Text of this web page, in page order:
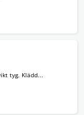
tyg. Klädd...